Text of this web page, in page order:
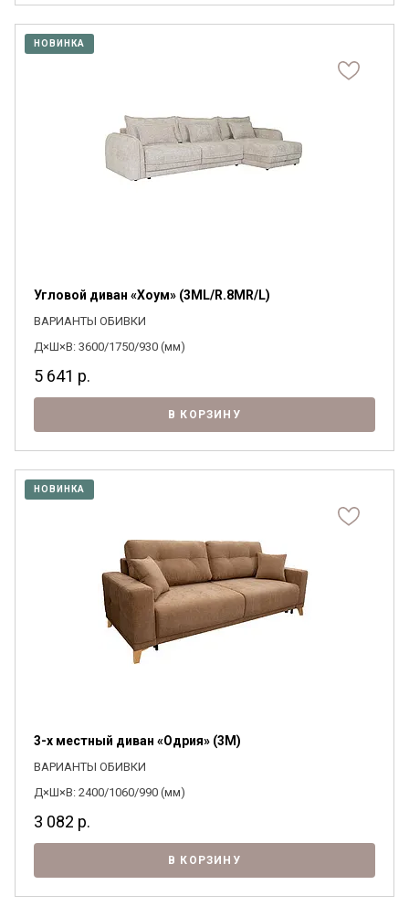
НОВИНКА
Угловой диван «Хоум» (3ML/R.8MR/L)
ВАРИАНТЫ ОБИВКИ
Д×Ш×В: 3600/1750/930 (мм)
5 641 р.
В КОРЗИНУ
НОВИНКА
3-х местный диван «Одрия» (3M)
ВАРИАНТЫ ОБИВКИ
Д×Ш×В: 2400/1060/990 (мм)
3 082 р.
В КОРЗИНУ